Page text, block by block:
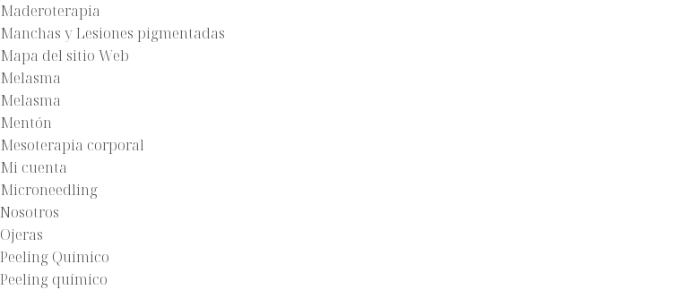
Maderoterapia
Manchas y Lesiones pigmentadas
Mapa del sitio Web
Melasma
Melasma
Mentón
Mesoterapia corporal
Mi cuenta
Microneedling
Nosotros
Ojeras
Peeling Químico
Peeling químico